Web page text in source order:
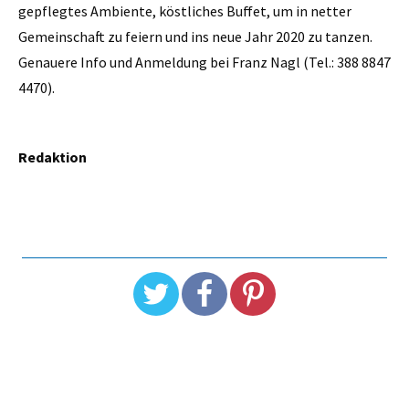
gepflegtes Ambiente, köstliches Buffet, um in netter
Gemeinschaft zu feiern und ins neue Jahr 2020 zu tanzen.
Genauere Info und Anmeldung bei Franz Nagl (Tel.: 388 8847
4470).
Redaktion